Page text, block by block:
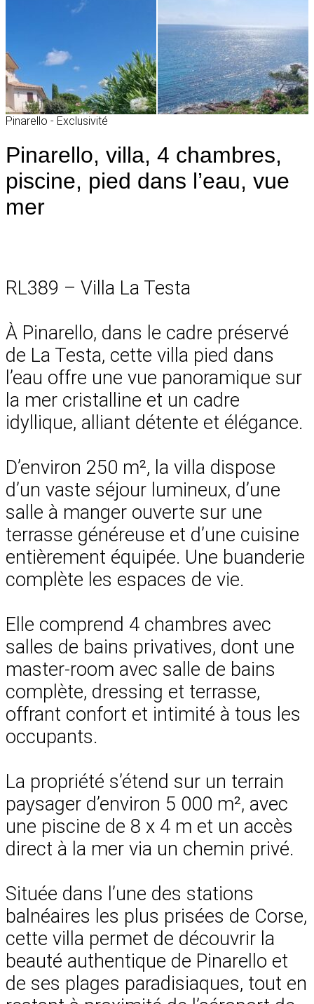
Pinarello - Exclusivité
Pinarello, villa, 4 chambres,
piscine, pied dans l’eau, vue
mer
RL389 – Villa La Testa
À Pinarello, dans le cadre préservé
de La Testa, cette villa pied dans
l’eau offre une vue panoramique sur
la mer cristalline et un cadre
idyllique, alliant détente et élégance.
D’environ 250 m², la villa dispose
d’un vaste séjour lumineux, d’une
salle à manger ouverte sur une
terrasse généreuse et d’une cuisine
entièrement équipée. Une buanderie
complète les espaces de vie.
Elle comprend 4 chambres avec
salles de bains privatives, dont une
master-room avec salle de bains
complète, dressing et terrasse,
offrant confort et intimité à tous les
occupants.
La propriété s’étend sur un terrain
paysager d’environ 5 000 m², avec
une piscine de 8 x 4 m et un accès
direct à la mer via un chemin privé.
Située dans l’une des stations
balnéaires les plus prisées de Corse,
cette villa permet de découvrir la
beauté authentique de Pinarello et
de ses plages paradisiaques, tout en